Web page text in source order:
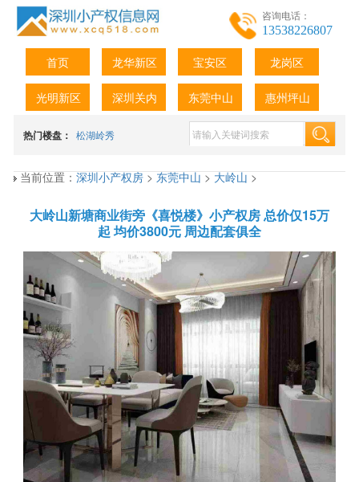
咨询电话：
13538226807
首页 龙华新区 宝安区 龙岗区
光明新区 深圳关内 东莞中山 惠州坪山
热门楼盘： 松湖岭秀
当前位置：深圳小产权房>东莞中山>大岭山>
大岭山新塘商业街旁《喜悦楼》小产权房 总价仅15万
起 均价3800元 周边配套俱全